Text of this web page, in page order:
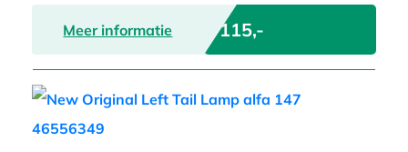
Meer informatie € 115,-